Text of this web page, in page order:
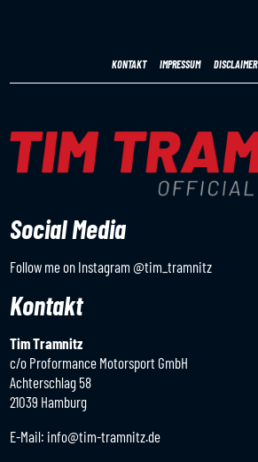
DISCLAIMER
IMPRESSUM
KONTAKT
Social Media
Follow me on Instagram@tim_tramnitz
Kontakt
Tim Tramnitz
c/o Proformance Motorsport GmbH
Achterschlag 58
21039 Hamburg
E-Mail: info@tim-tramnitz.de